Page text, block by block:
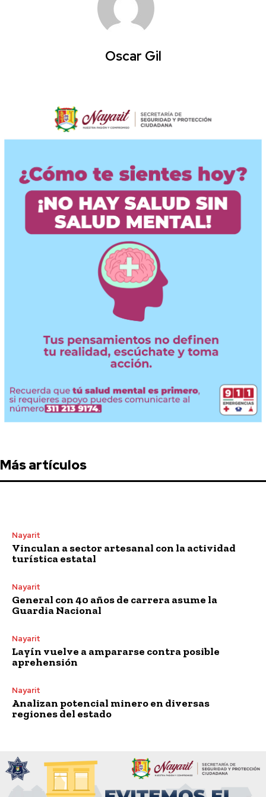
Oscar Gil
Más artículos
Nayarit
Vinculan a sector artesanal con la actividad
turística estatal
Nayarit
General con 40 años de carrera asume la
Guardia Nacional
Nayarit
Layín vuelve a ampararse contra posible
aprehensión
Nayarit
Analizan potencial minero en diversas
regiones del estado